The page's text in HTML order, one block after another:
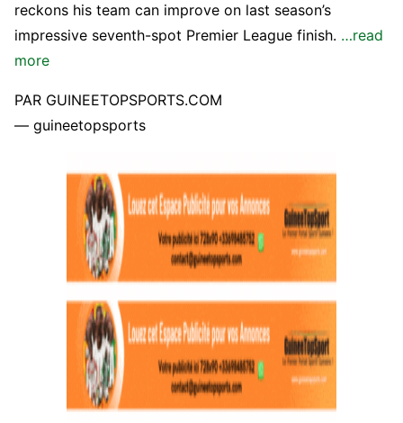
reckons his team can improve on last season’s
impressive seventh-spot Premier League finish. …read
more
PAR GUINEETOPSPORTS.COM
— guineetopsports